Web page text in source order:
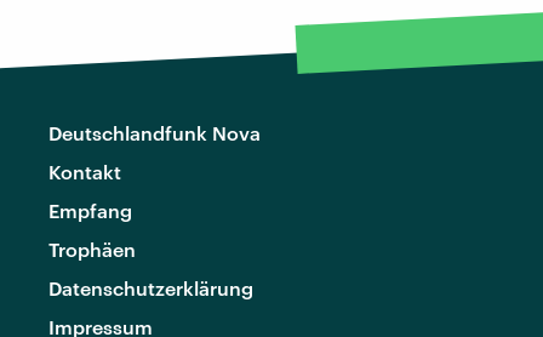
Deutschlandfunk Nova
Kontakt
Empfang
Trophäen
Datenschutzerklärung
Impressum